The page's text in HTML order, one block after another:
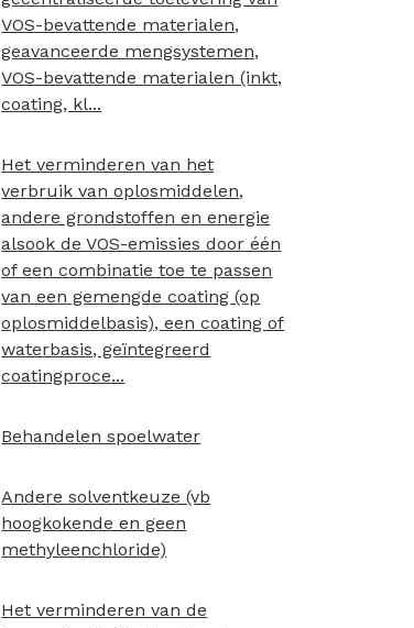
VOS-bevattende materialen,
geavanceerde mengsystemen,
VOS-bevattende materialen (inkt,
coating, kl...
Het verminderen van het
verbruik van oplosmiddelen,
andere grondstoffen en energie
alsook de VOS-emissies door één
of een combinatie toe te passen
van een gemengde coating (op
oplosmiddelbasis), een coating of
waterbasis, geïntegreerd
coatingproce...
Behandelen spoelwater
Andere solventkeuze (vb
hoogkokende en geen
methyleenchloride)
Het verminderen van de